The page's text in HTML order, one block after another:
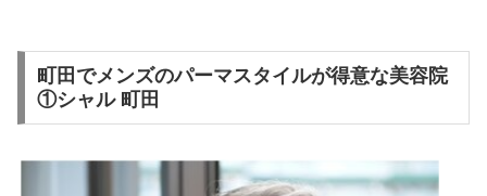
町田でメンズのパーマスタイルが得意な美容院
①シャル 町田